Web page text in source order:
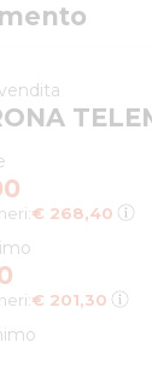
€ 268,40
€ 201,30